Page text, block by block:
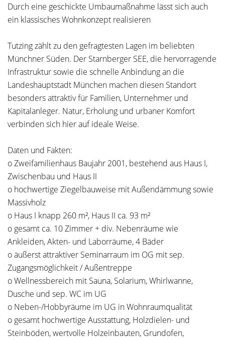
Durch eine geschickte Umbaumaßnahme lässt sich auch
ein klassisches Wohnkonzept realisieren
Tutzing zählt zu den gefragtesten Lagen im beliebten
Münchner Süden. Der Starnberger SEE, die hervorragende
Infrastruktur sowie die schnelle Anbindung an die
Landeshauptstadt München machen diesen Standort
besonders attraktiv für Familien, Unternehmer und
Kapitalanleger. Natur, Erholung und urbaner Komfort
verbinden sich hier auf ideale Weise.
Daten und Fakten:
o Zweifamilienhaus Baujahr 2001, bestehend aus Haus I,
Zwischenbau und Haus II
o hochwertige Ziegelbauweise mit Außendämmung sowie
Massivholz
o Haus I knapp 260 m², Haus II ca. 93 m²
o gesamt ca. 10 Zimmer + div. Nebenräume wie
Ankleiden, Akten- und Laborräume, 4 Bäder
o äußerst attraktiver Seminarraum im OG mit sep.
Zugangsmöglichkeit / Außentreppe
o Wellnessbereich mit Sauna, Solarium, Whirlwanne,
Dusche und sep. WC im UG
o Neben-/Hobbyräume im UG in Wohnraumqualität
o gesamt hochwertige Ausstattung, Holzdielen- und
Steinböden, wertvolle Holzeinbauten, Grundofen,